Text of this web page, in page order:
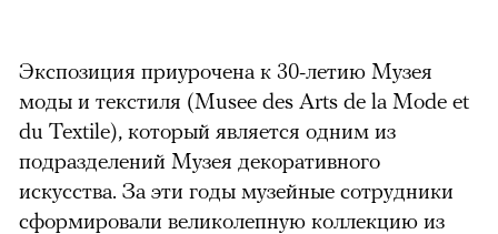
Экспозиция приурочена к 30-летию Музея
моды и текстиля (Musee des Arts de la Mode et
du Textile), который является одним из
подразделений Музея декоративного
искусства. За эти годы музейные сотрудники
сформировали великолепную коллекцию из